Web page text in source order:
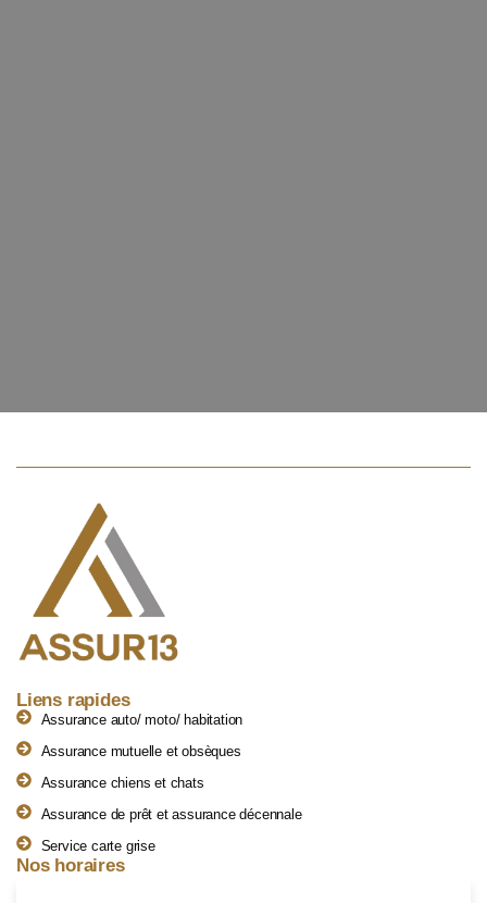
Liens rapides
Assurance auto/ moto/ habitation
Assurance mutuelle et obsèques
Assurance chiens et chats
Assurance de prêt et assurance décennale
Service carte grise
Nos horaires